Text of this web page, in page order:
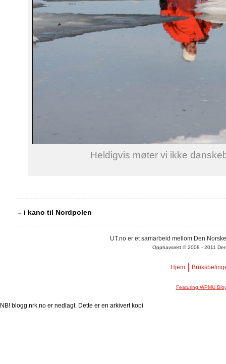
Heldigvis møter vi ikke
– i kano til Nordpolen
UT.no er et samarbeid mellom Den
Opphavsrett © 2008 - 2011
Hjem
Featuring WPMU
NB! blogg.nrk.no er nedlagt. Dette er en arkivert kopi